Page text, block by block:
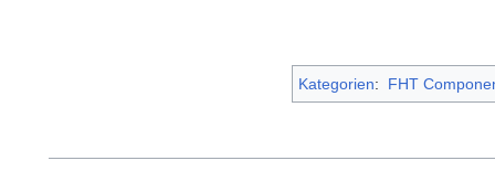
Kategorien: FHT